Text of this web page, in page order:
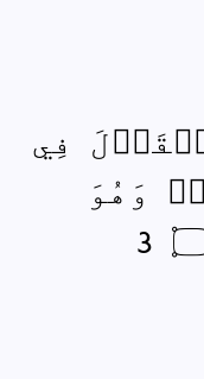
فِي
وَهُوَ